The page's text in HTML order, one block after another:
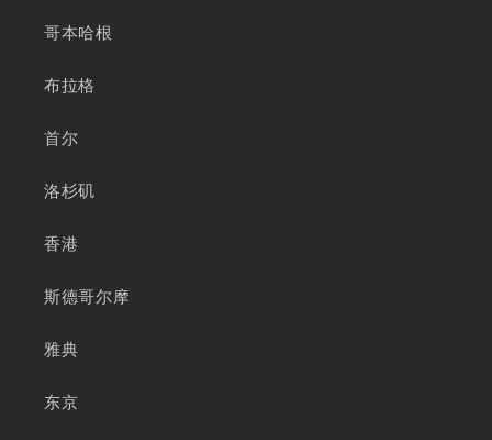
哥本哈根
布拉格
首尔
洛杉矶
香港
斯德哥尔摩
雅典
东京